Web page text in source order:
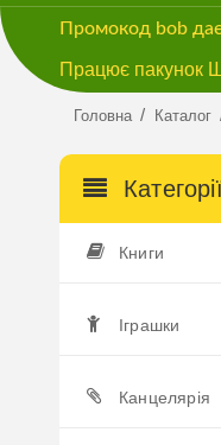
Промокод bob дає
Працює пакунок
Головна / Каталог
Книги
Іграшки
Канцелярія